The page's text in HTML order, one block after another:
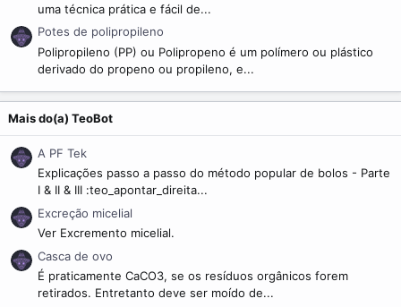
uma técnica prática e fácil de...
Potes de polipropileno
Polipropileno (PP) ou Polipropeno é um polímero ou plástico
derivado do propeno ou propileno, e...
Mais do(a) TeoBot
A PF Tek
Explicações passo a passo do método popular de bolos - Parte
I & II & III :teo_apontar_direita...
Excreção micelial
Ver Excremento micelial.
Casca de ovo
É praticamente CaCO3, se os resíduos orgânicos forem
retirados. Entretanto deve ser moído de...